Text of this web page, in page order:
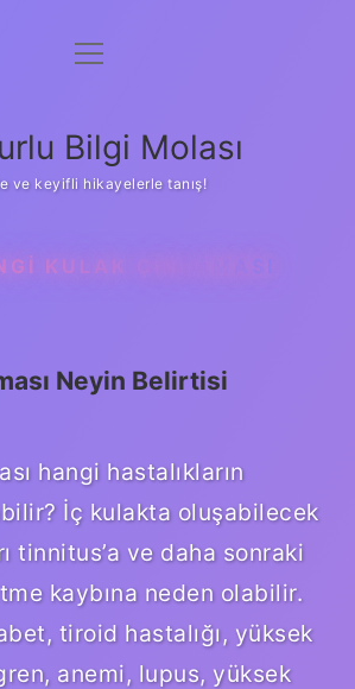
Anasayfa
Yasal Uyarı
menüyü
Bilgi Molası
ve keyifli hikayelerle tanış!
KULAK ÇINLAMASI
Neyin Belirtisi
hangi hastalıkların
İç kulakta oluşabilecek
tinnitus’a ve daha sonraki
kaybına neden olabilir.
tiroid hastalığı, yüksek
anemi, lupus, yüksek